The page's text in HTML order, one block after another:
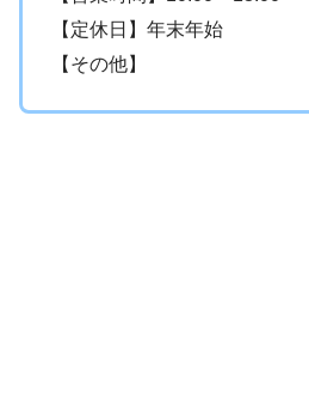
【定休日】年末年始
【その他】